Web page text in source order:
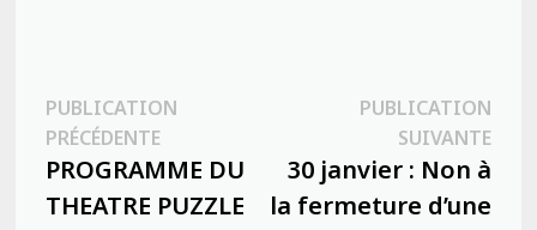
Navigation
de
l’article
PUBLICATION
PRÉCÉDENTEPublication
précédente :
PROGRAMME DU
THEATRE PUZZLE
PUBLICATION
SUIVANTE
30 janvier : Non à
la fermeture d’une